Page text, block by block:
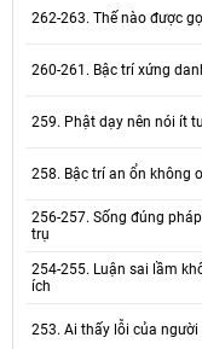
262-263. Thế nào được
260-261. Bậc trí xứng
259. Phật dạy nên nói ít
258. Bậc trí an ổn không
256-257. Sống đúng
trụ
254-255. Luận sai lầm
ích
253. Ai thấy lỗi của người